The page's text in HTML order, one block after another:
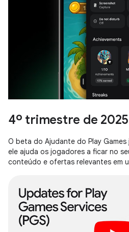
4º trimestre de 2025
O beta do Ajudante do Play
ele ajuda os jogadores a ficar no
conteúdo e ofertas relevantes em